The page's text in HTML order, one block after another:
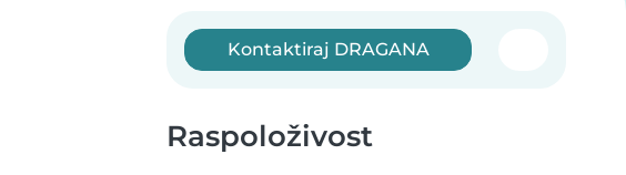
Kontaktiraj DRAGANA
Raspoloživost